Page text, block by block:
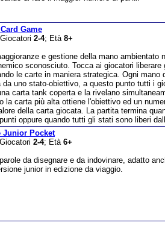
Game
2-4; Età 8+
e gestione della mano ambientato
sconosciuto. Tocca ai giocatori liberare
le carte in maniera strategica. Ogni mano
da uno stato-obiettivo, a questo punto tutti i
carta tank coperta e la rivelano
la carta più alta ottiene l'obiettivo ed un
della carta giocata. La partita termina
oppure quando tutti gli stati sono liberi
Junior Pocket
2-4; Età 6+
parole da disegnare e da indovinare, adatto
junior in edizione da viaggio.